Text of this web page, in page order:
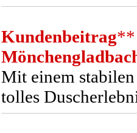
Kundenbeitrag**
Mit einem
tolles